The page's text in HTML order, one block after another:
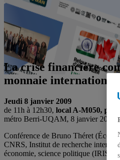
La crise financière
monnaie internationale
Jeudi 8 janvier 2009
de 11h à 12h30, local A-M050,
métro Berri-UQAM, 8 janvier 2009
Conférence de Bruno Théret
CNRS, Institut de recherche
économie, science politique